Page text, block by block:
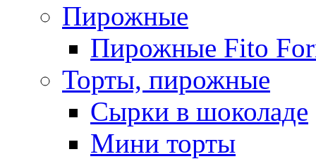
Пирожные
Пирожные Fito
Торты, пирожные
Сырки в шоколаде
Мини торты